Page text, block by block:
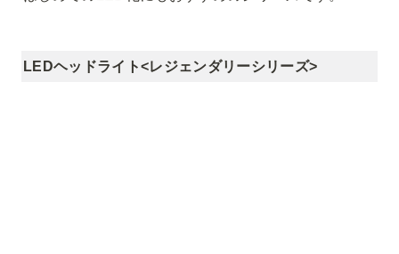
LEDヘッドライト<レジェンダリーシリーズ>